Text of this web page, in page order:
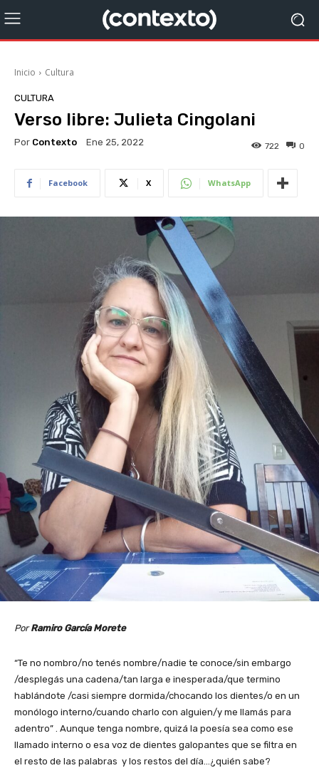
Inicio Cultura
CULTURA
Verso libre: Julieta Cingolani
Por Contexto Ene 25, 2022 0
722
Facebook X WhatsApp
PorRamiro García Morete
“Te no nombro/no tenés nombre/nadie te conoce/sin embargo
/desplegás una cadena/tan larga e inesperada/que termino
hablándote /casi siempre dormida/chocando los dientes/o en un
monólogo interno/cuando charlo con alguien/y me llamás para
adentro” . Aunque tenga nombre, quizá la poesía sea como ese
llamado interno o esa voz de dientes galopantes que se filtra en
el resto de las palabras y los restos del día…¿quién sabe?